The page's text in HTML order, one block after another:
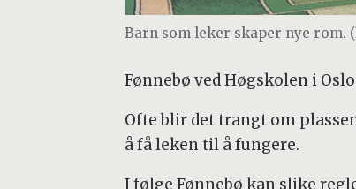
Barn som leker skaper nye rom.
Fønnebø ved Høgskolen i
Ofte blir det trangt om
å få leken til å fungere.
I følge Fønnebø kan slike